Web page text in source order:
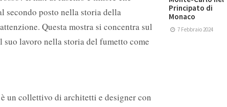
secondo posto nella storia della
Questa mostra si concentra sul
lavoro nella storia del fumetto come
un collettivo di architetti e designer con
Principato di
Monaco
7 Febbraio 2024